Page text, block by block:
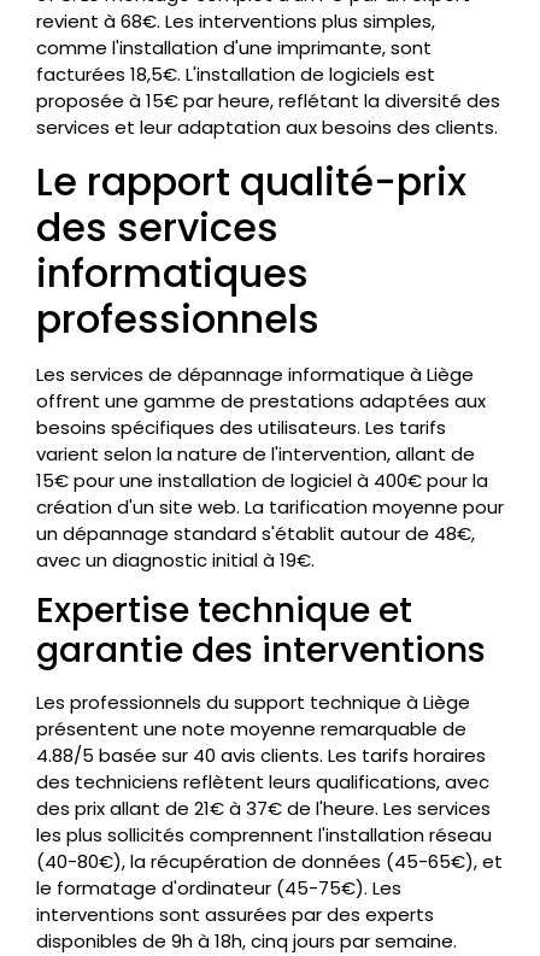
revient à 68€. Les interventions plus simples,
comme l'installation d'une imprimante, sont
facturées 18,5€. L'installation de logiciels est
proposée à 15€ par heure, reflétant la diversité des
services et leur adaptation aux besoins des clients.
Le rapport qualité-prix
des services
informatiques
professionnels
Les services de dépannage informatique à Liège
offrent une gamme de prestations adaptées aux
besoins spécifiques des utilisateurs. Les tarifs
varient selon la nature de l'intervention, allant de
15€ pour une installation de logiciel à 400€ pour la
création d'un site web. La tarification moyenne pour
un dépannage standard s'établit autour de 48€,
avec un diagnostic initial à 19€.
Expertise technique et
garantie des interventions
Les professionnels du support technique à Liège
présentent une note moyenne remarquable de
4.88/5 basée sur 40 avis clients. Les tarifs horaires
des techniciens reflètent leurs qualifications, avec
des prix allant de 21€ à 37€ de l'heure. Les services
les plus sollicités comprennent l'installation réseau
(40-80€), la récupération de données (45-65€), et
le formatage d'ordinateur (45-75€). Les
interventions sont assurées par des experts
disponibles de 9h à 18h, cinq jours par semaine.